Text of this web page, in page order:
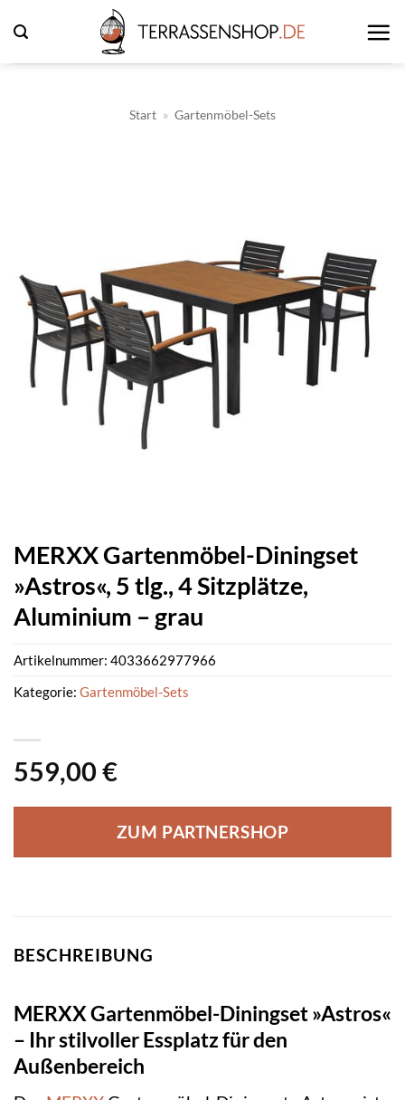
Inhalt
springen
Start » Gartenmöbel-Sets
MERXX Gartenmöbel-Diningset
»Astros«, 5 tlg., 4 Sitzplätze,
Aluminium – grau
559,00 €
ZUM PARTNERSHOP
Artikelnummer: 4033662977966
Kategorie: Gartenmöbel-Sets
BESCHREIBUNG
MERXX Gartenmöbel-Diningset »Astros«
– Ihr stilvoller Essplatz für den
Außenbereich